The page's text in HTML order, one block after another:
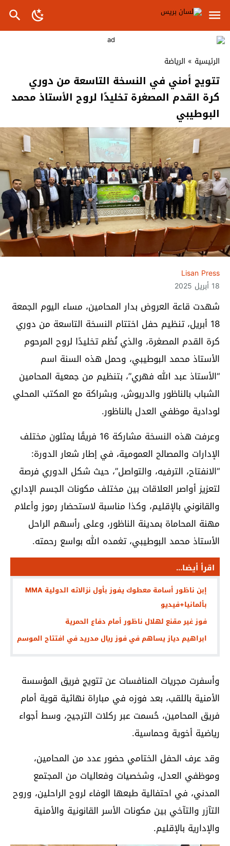
الرئيسية » الرياضة
تتويج أمني في النسخة التاسعة من دوري
كرة القدم المصغرة تخليدًا لروح الأستاذ محمد
البوطيبي
Lisan Press
18 أبريل 2025
شهدت قاعة العروض بدار المحامين، مساء اليوم الجمعة
18 أبريل، تنظيم حفل اختتام النسخة التاسعة من دوري
كرة القدم المصغرة، والذي نُظم تخليدًا لروح المرحوم
الأستاذ محمد البوطيبي، وحمل هذه السنة اسم
“الأستاذ عبد الله فهري”، بتنظيم من جمعية المحامين
الشباب بالناظور والدريوش، وبشراكة مع المكتب المحلي
لودادية موظفي العدل بالناظور.
وعرفت هذه النسخة مشاركة 16 فريقًا يمثلون مختلف
الإدارات والمصالح العمومية، في إطار شعار الدورة:
“الانفتاح، الترفيه، والتواصل”، حيث شكل الدوري فرصة
لتعزيز أواصر العلاقات بين مختلف مكونات الجسم الإداري
والقانوني بالإقليم، وكذا مناسبة لاستحضار رموز وأعلام
مهنة المحاماة بمدينة الناظور، وعلى رأسهم الراحل
الأستاذ محمد البوطيبي، تغمده الله بواسع رحمته.
اقرأ أيضا...
إبن ناظور أسامة معطوك يفوز بأول نزالاته الدولية MMA
بألمانيا+فيديو
فوز غير مقنع لهلال ناظور أمام دفاع الحمرية
ابراهيم دياز يساهم في فوز ريال مدريد في افتتاح الموسم
وأسفرت مجريات المنافسات عن تتويج فريق المؤسسة
الأمنية باللقب، بعد فوزه في مباراة نهائية قوية أمام
فريق المحامين، حُسمت عبر ركلات الترجيح، وسط أجواء
رياضية أخوية وحماسية.
وقد عرف الحفل الختامي حضور عدد من المحامين،
وموظفي العدل، وشخصيات وفعاليات من المجتمع
المدني، في احتفالية طبعها الوفاء لروح الراحلين، وروح
التآزر والتآخي بين مكونات الأسر القانونية والأمنية
والإدارية بالإقليم.